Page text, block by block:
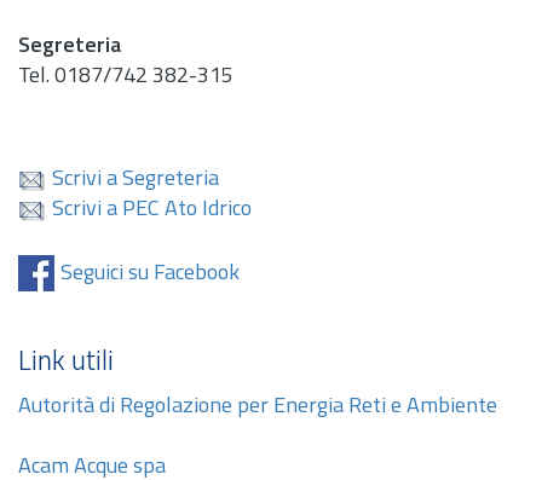
Segreteria
Tel. 0187/742 382-315
Scrivi a Segreteria
Scrivi a PEC Ato Idrico
Seguici su Facebook
Link utili
Autorità di Regolazione per Energia Reti e Ambiente
Acam Acque spa